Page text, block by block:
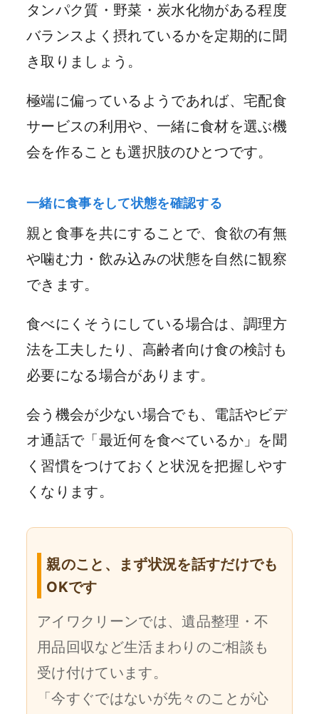
タンパク質・野菜・炭水化物がある程度
バランスよく摂れているかを定期的に聞
き取りましょう。
極端に偏っているようであれば、宅配食
サービスの利用や、一緒に食材を選ぶ機
会を作ることも選択肢のひとつです。
一緒に食事をして状態を確認する
親と食事を共にすることで、食欲の有無
や噛む力・飲み込みの状態を自然に観察
できます。
食べにくそうにしている場合は、調理方
法を工夫したり、高齢者向け食の検討も
必要になる場合があります。
会う機会が少ない場合でも、電話やビデ
オ通話で「最近何を食べているか」を聞
く習慣をつけておくと状況を把握しやす
くなります。
親のこと、まず状況を話すだけでも
OKです
アイワクリーンでは、遺品整理・不
用品回収など生活まわりのご相談も
受け付けています。
「今すぐではないが先々のことが心